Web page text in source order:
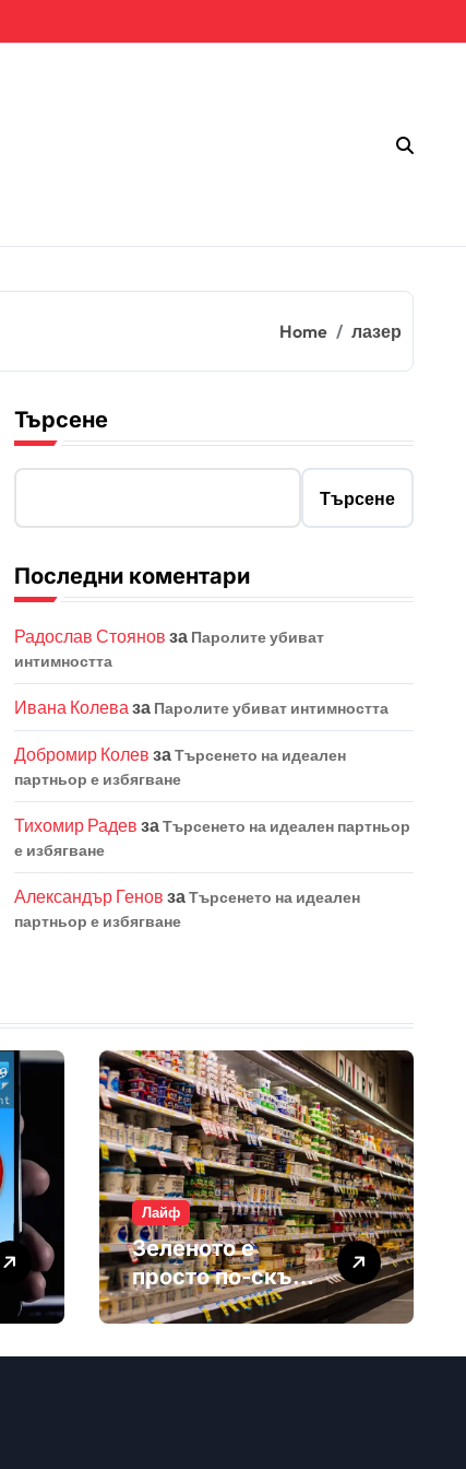
Home лазер
Търсене
Търсене
Последни коментари
Радослав Стоянов за Паролите убиват
интимността
Ивана Колеваза Паролите убиват интимността
Добромир Колев заТърсенето на идеален
партньор е избягване
Тихомир Радев заТърсенето на идеален партньор
е избягване
Александър Генов заТърсенето на идеален
партньор е избягване
Лайф
Зеленото е
просто по-скъп
маркетинг